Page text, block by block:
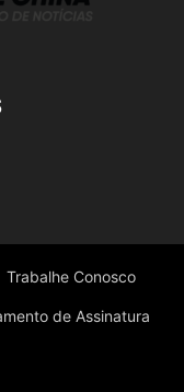
Trabalhe Conosco
de Assinatura